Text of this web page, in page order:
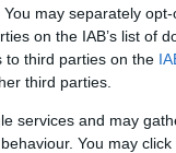
may separately
on the IAB’s list of
to third parties on the
third parties.
services and may
You may
δεκαετία
στο
μέσα
οπτικό